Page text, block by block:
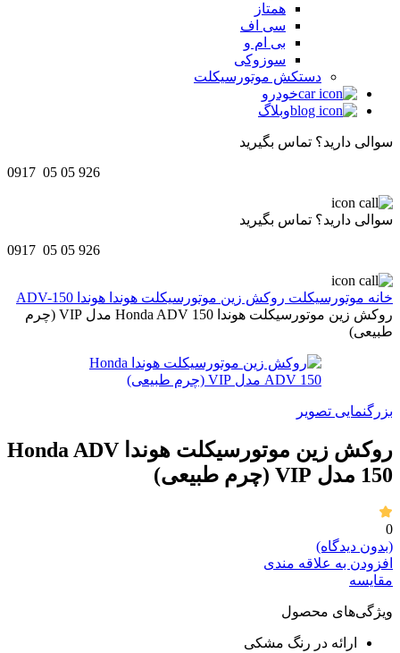
همتاز
سی اف
بی ام و
سوزوکی
دستکش موتورسیکلت
خودرو
وبلاگ
سوالی دارید؟ تماس بگیرید
0917 05 05 926
سوالی دارید؟ تماس بگیرید
0917 05 05 926
خانه موتورسیکلت روکش زین موتورسیکلت هوندا هوندا ADV-150
روکش زین موتورسیکلت هوندا Honda ADV 150 مدل VIP (چرم
طبیعی)
بزرگنمایی تصویر
روکش زین موتورسیکلت هوندا Honda ADV
150 مدل VIP (چرم طبیعی)
0
(بدون دیدگاه)
افزودن به علاقه مندی
مقایسه
ویژگی‌های محصول
ارائه در رنگ مشکی